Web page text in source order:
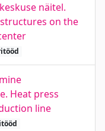
näitel.
on the
Heat press
line